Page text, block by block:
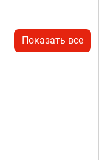
Показать все